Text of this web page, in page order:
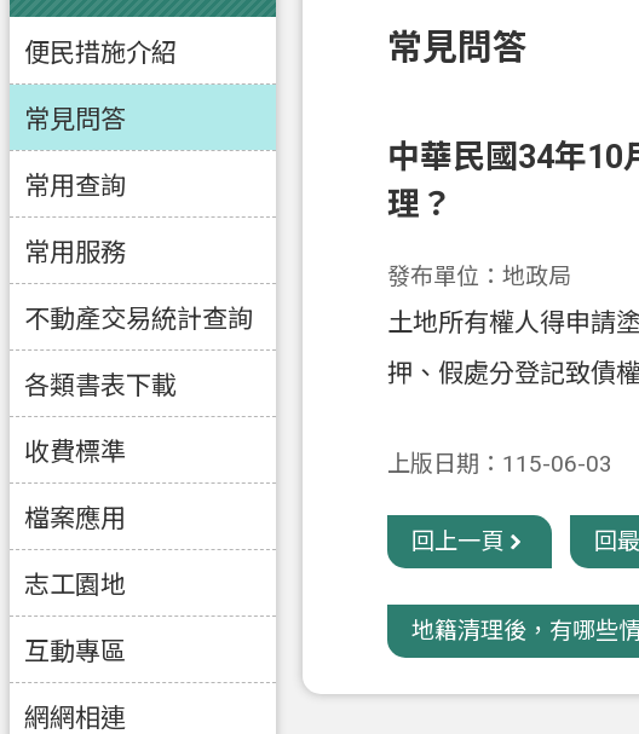
便民措施介紹
常見問答
常用查詢
常用服務
不動產交易統計查詢
各類書表下載
收費標準
檔案應用
志工園地
互動專區
網網相連
常見問答
中華民國34年10
理？
發布單位：地政局
土地所有權人得申請
押、假處分登記致債
上版日期：115-06-03
回上一頁 回
地籍清理後，有哪些